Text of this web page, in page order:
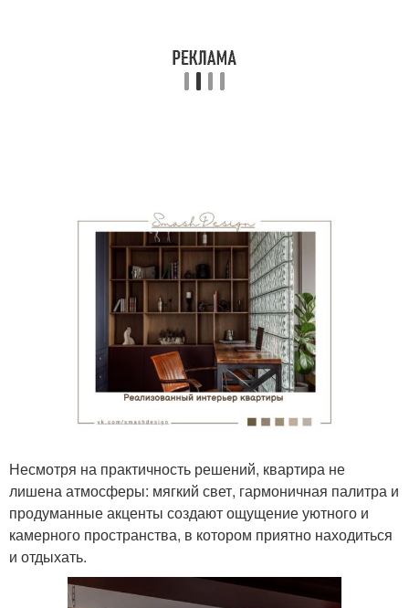
Несмотря на практичность решений, квартира не
лишена атмосферы: мягкий свет, гармоничная палитра и
продуманные акценты создают ощущение уютного и
камерного пространства, в котором приятно находиться
и отдыхать.